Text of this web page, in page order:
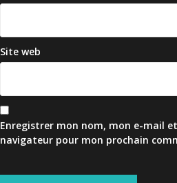
Site web
Enregistrer mon nom, mon e-mail
navigateur pour mon prochain